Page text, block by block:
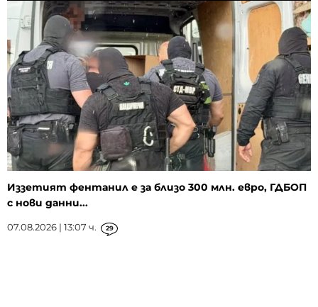
Иззетият фентанил е за близо 300 млн. евро, ГДБОП
с нови данни...
07.08.2026 | 13:07 ч. 29